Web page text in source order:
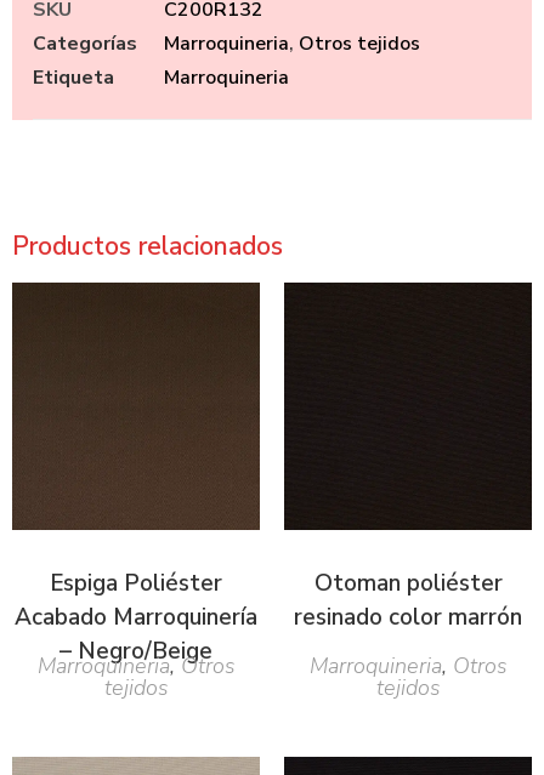
SKU
C200R132
Categorías
Marroquineria, Otros tejidos
Etiqueta
Marroquineria
Productos relacionados
Espiga Poliéster
Acabado Marroquinería
– Negro/Beige
Marroquineria,Otros
tejidos
Otoman poliéster
resinado color marrón
Marroquineria, Otros
tejidos